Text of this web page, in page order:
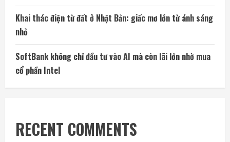
Khai thác điện từ đất ở Nhật Bản: giấc mơ lớn từ ánh sáng
nhỏ
SoftBank không chỉ đầu tư vào AI mà còn lãi lớn nhờ mua
cổ phần Intel
RECENT COMMENTS